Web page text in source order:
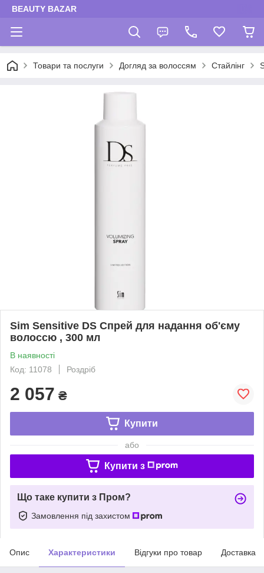
BEAUTY BAZAR
Товари та послуги Догляд за волоссям Стайлінг
Sim Sensitive DS Спрей для надання об'єму
волоссю , 300 мл
В наявності
Код: 11078
Роздріб
2 057 ₴
Купити
або
Купити з
Що таке купити з Пром?
Замовлення під захистом
Опис Характеристики Відгуки про товар Доставка